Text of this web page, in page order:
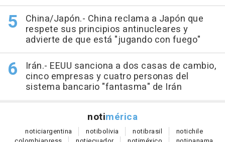
China/Japón.- China reclama a Japón que
respete sus principios antinucleares y
advierte de que está "jugando con fuego"
Irán.- EEUU sanciona a dos casas de cambio,
cinco empresas y cuatro personas del
sistema bancario "fantasma" de Irán
notimérica
noticiargentina notibolivia notibrasil notichile